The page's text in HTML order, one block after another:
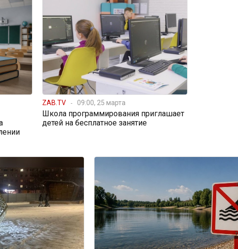
с 1
ZAB.TV 09:00, 25 марта
Школа программирования приглашает
детей на бесплатное занятие